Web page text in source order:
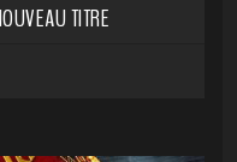
TITRE